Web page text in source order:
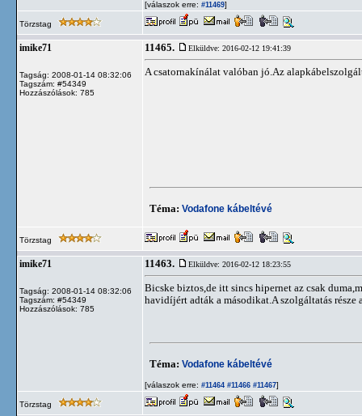
[válaszok erre: #11469]
Törzstag
imike71
Tagság: 2008-01-14 08:32:06
Tagszám: #54349
Hozzászólások: 785
11465. Elküldve: 2016-02-12 19:41:39
A csatornakínálat valóban jó.Az
Téma: Vodafone kábeltévé
Törzstag
imike71
Tagság: 2008-01-14 08:32:06
Tagszám: #54349
Hozzászólások: 785
11463. Elküldve: 2016-02-12 18:23:55
Bicske biztos,de itt sincs hipernet az csak
havidíjért adták a másodikat.A szolgáltatás
Téma: Vodafone kábeltévé
[válaszok erre: #11464 #11466 #11467]
Törzstag